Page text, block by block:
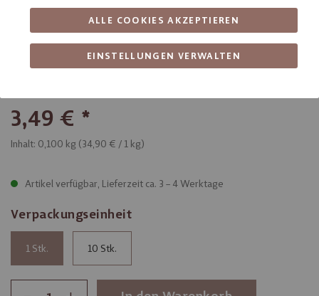
Heilemann Pfefferminz in
Edelbitter-Schokolade, 100 g
3,49 €
Inhalt: 0,100 kg (34,90 € / 1 kg)
Artikel verfügbar, Lieferzeit ca. 3 – 4 Werktage
Verpackungseinheit
1 10
EINSTELLUNGEN VERWALTEN
ALLE COOKIES AKZEPTIEREN